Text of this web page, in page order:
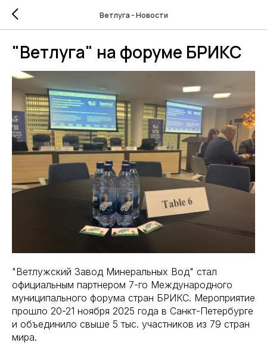
Ветлуга - Новости
"Ветлуга" на форуме БРИКС
"Ветлужский Завод Минеральных Вод" стал
официальным партнером 7-го Международного
муниципального форума стран БРИКС. Мероприятие
прошло 20-21 ноября 2025 года в Санкт-Петербурге
и объединило свыше 5 тыс. участников из 79 стран
мира.